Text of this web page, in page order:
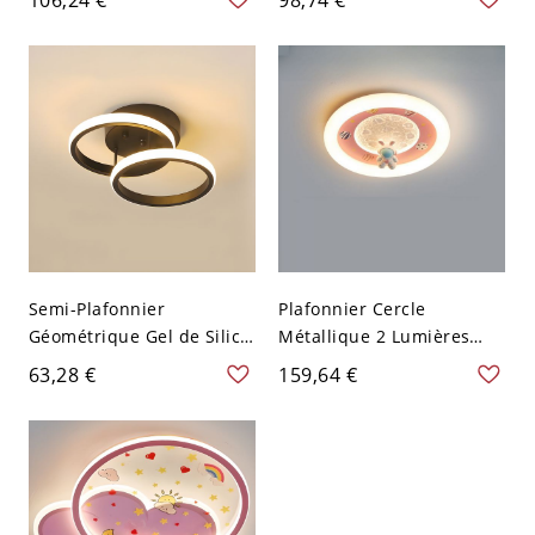
pour usage résidentiel,
câblé en dur, adapté pour
Blanc 110 V-120 V
Semi-Plafonnier
Géométrique Gel de Silice
Lampe Semi-Encastrée
Moderne 2-Lumière - Noir
110 V-120 V Rond
63,28 €
Plafonnier Cercle
Métallique 2 Lumières
Style Enfant - Rose 110 V-
120 V
159,64 €